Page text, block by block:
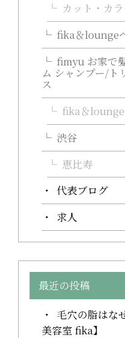
カット・カ
fika＆lounge
fimyu お家で
ム シャンプー/ト
ス
fika＆lounge
渋谷
恵比寿
代表ブログ
求人
最近の投稿
毛穴の脂はな
美容室 fika】